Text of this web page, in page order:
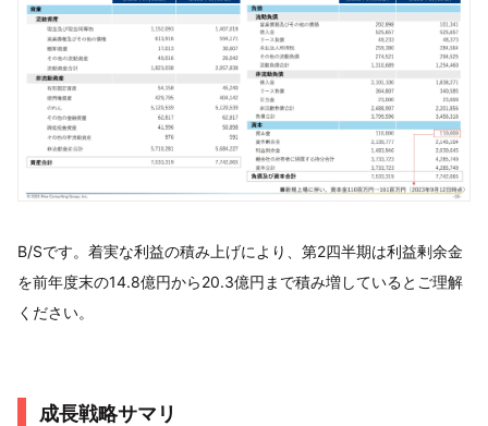
B/Sです。着実な利益の積み上げにより、第2四半期は利益剰余金
を前年度末の14.8億円から20.3億円まで積み増しているとご理解
ください。
成⻑戦略サマリ